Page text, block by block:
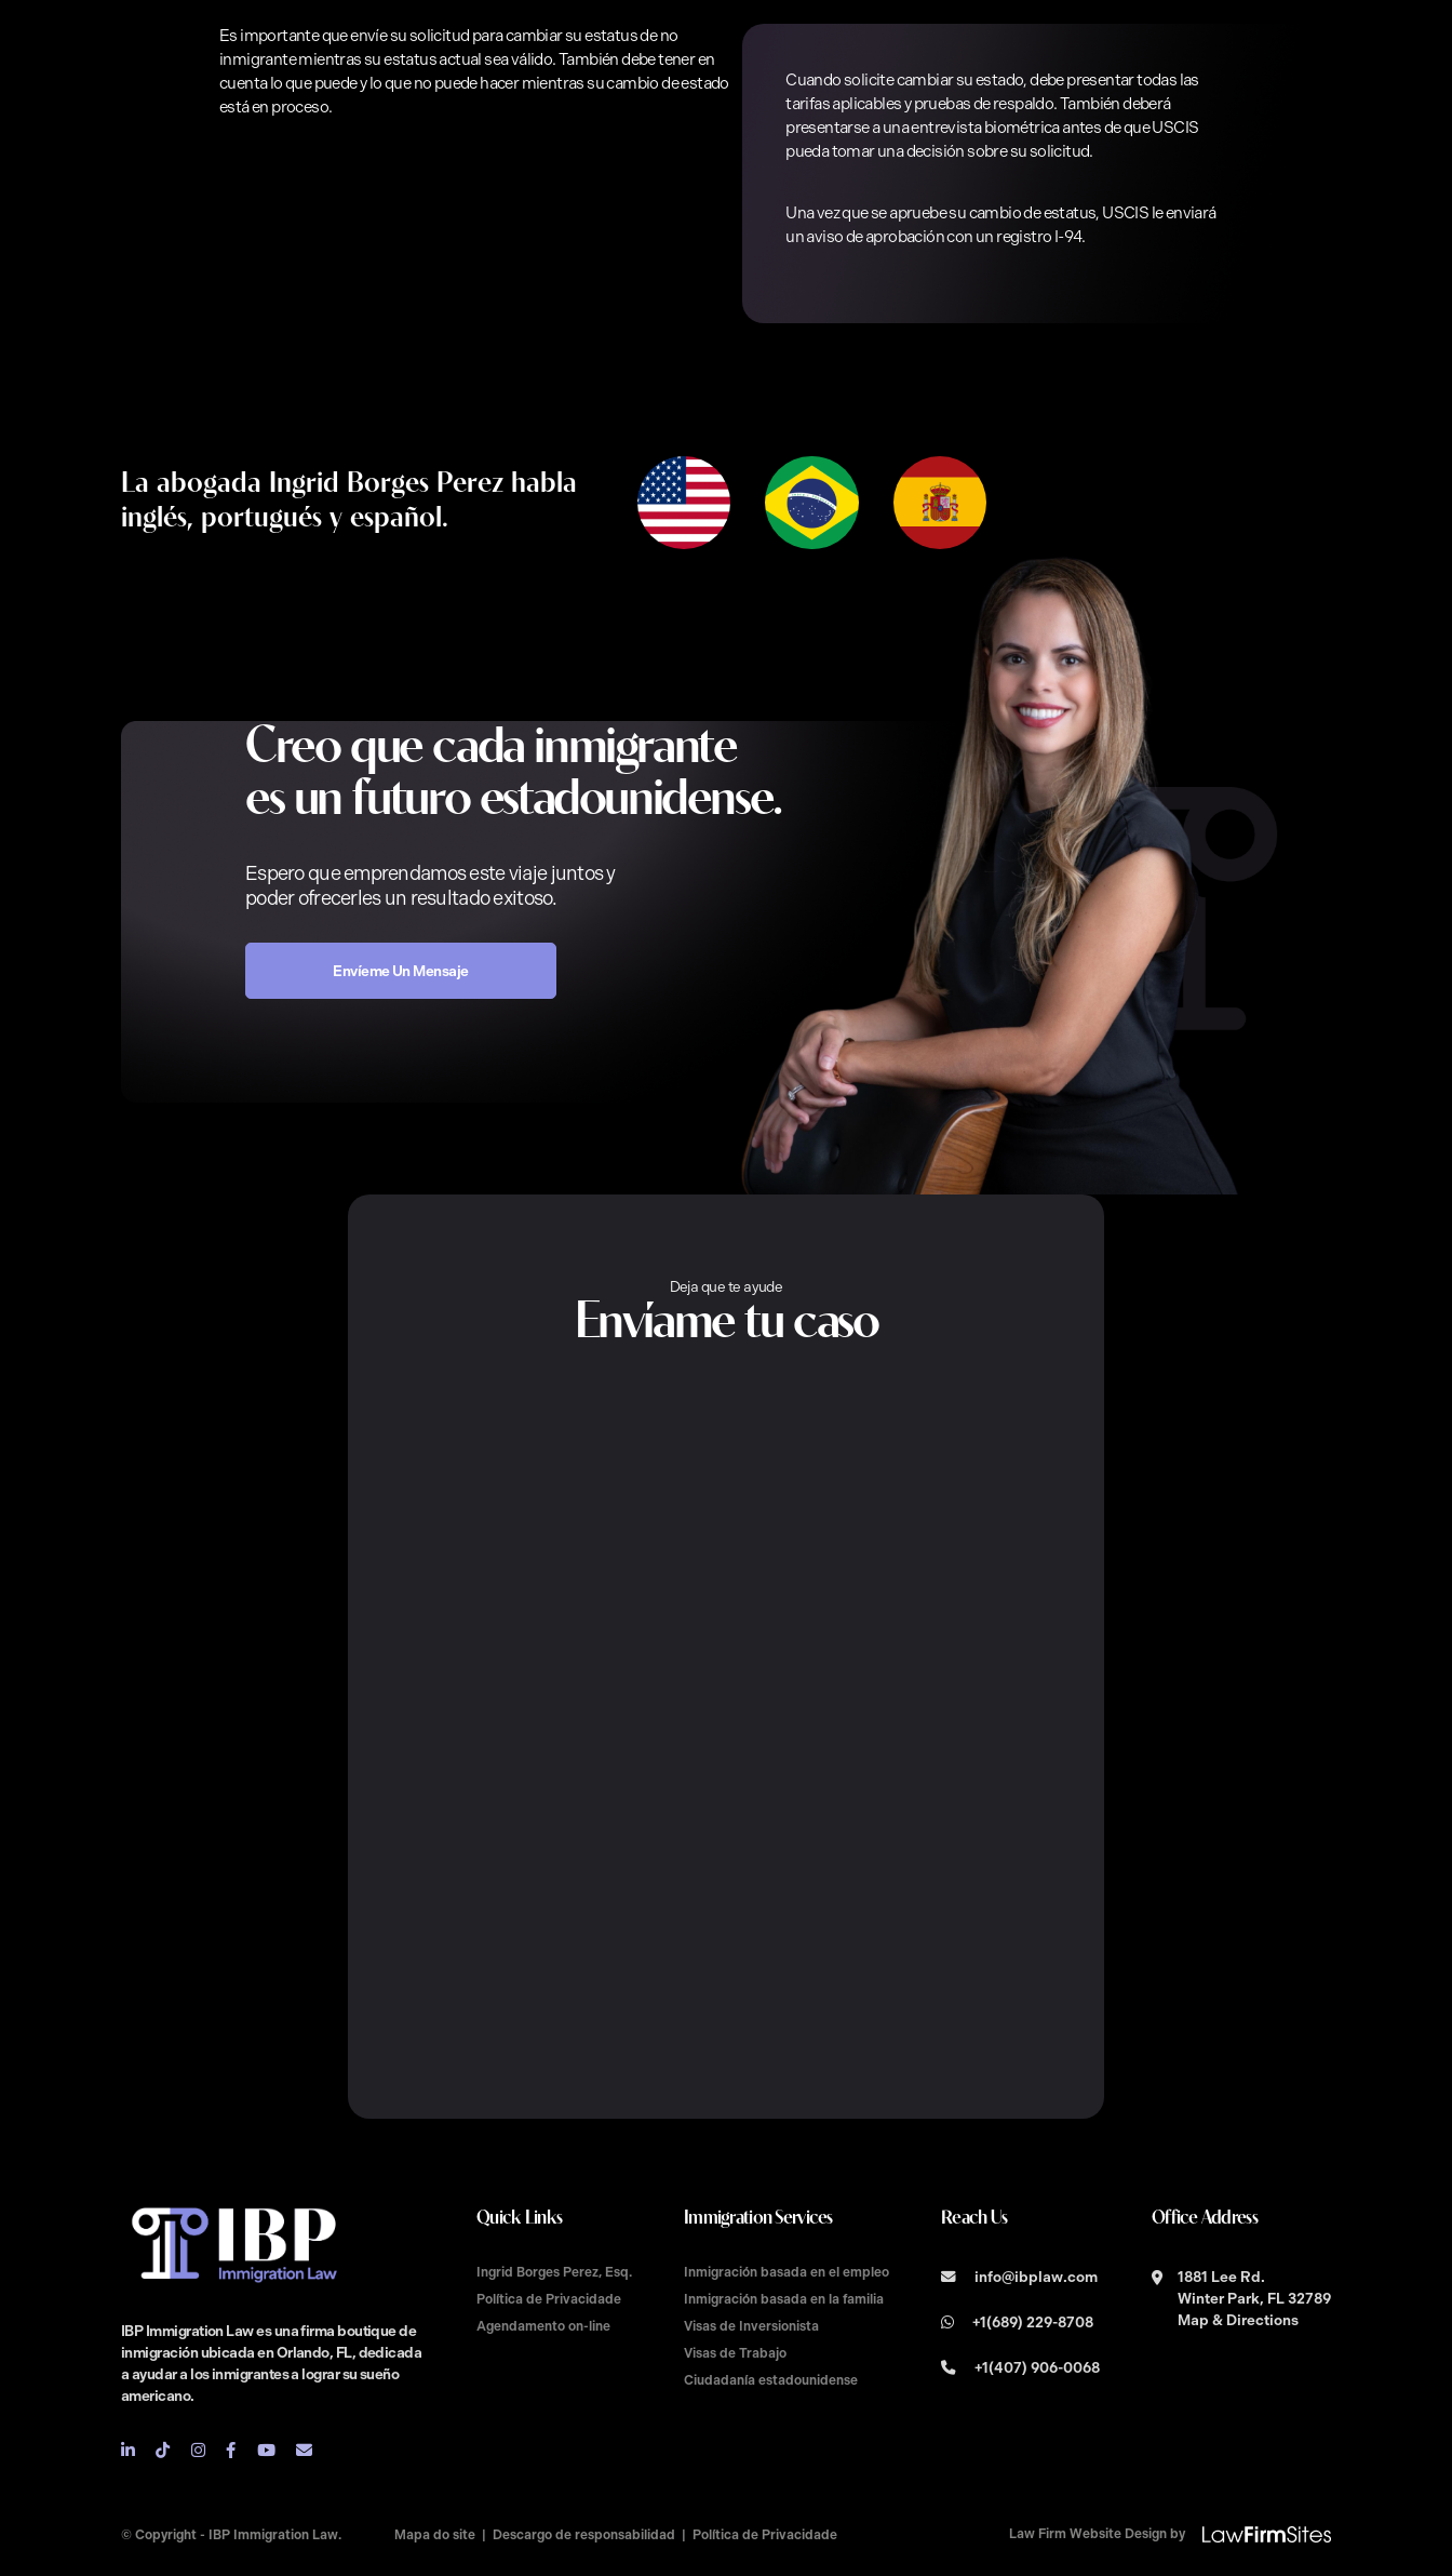
Es importante que envíe su solicitud para cambiar su estatus de no
inmigrante mientras su estatus actual sea válido. También debe tener en
cuenta lo que puede y lo que no puede hacer mientras su cambio de estado
está en proceso.
Cuando solicite cambiar su estado, debe presentar todas las
tarifas aplicables y pruebas de respaldo. También deberá
presentarse a una entrevista biométrica antes de que USCIS
pueda tomar una decisión sobre su solicitud.
Una vez que se apruebe su cambio de estatus, USCIS le enviará
un aviso de aprobación con un registro I-94.
La abogada Ingrid Borges Perez habla
inglés, portugués y español.
Creo que cada inmigrante
es un futuro estadounidense.
Espero que emprendamos este viaje juntos y
poder ofrecerles un resultado exitoso.
Envíeme Un Mensaje
Deja que te ayude
Envíame tu caso
IBP Immigration Law es una firma boutique de
inmigración ubicada en Orlando, FL, dedicada
a ayudar a los inmigrantes a lograr su sueño
americano.
Quick Links
Ingrid Borges Perez, Esq.
Política de Privacidade
Agendamento on-line
Immigration Services
Inmigración basada en el empleo
Inmigración basada en la familia
Visas de Inversionista
Visas de Trabajo
Ciudadanía estadounidense
Reach Us
info@ibplaw.com
+1(689) 229-8708
+1(407) 906-0068
Office Address
1881 Lee Rd.
Winter Park, FL 32789
Map & Directions
© Copyright - IBP Immigration Law. Mapa do site Descargo de responsabilidad Política de Privacidade Law Firm Website Design by